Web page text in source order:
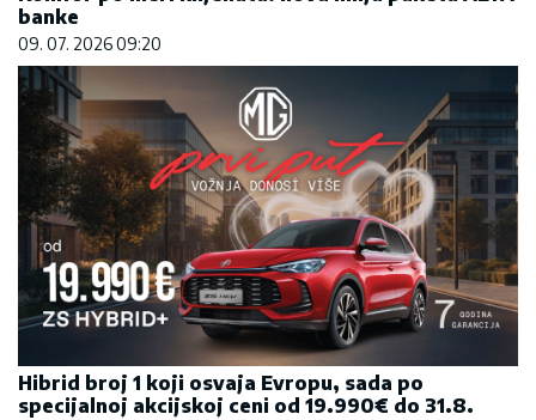
banke
09. 07. 2026 09:20
Hibrid broj 1 koji osvaja Evropu, sada po
specijalnoj akcijskoj ceni od 19.990€ do 31.8.